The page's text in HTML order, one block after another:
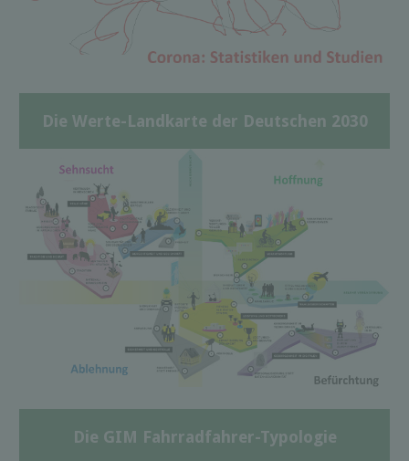
Die Werte-Landkarte der Deutschen 2030
Die GIM Fahrradfahrer-Typologie